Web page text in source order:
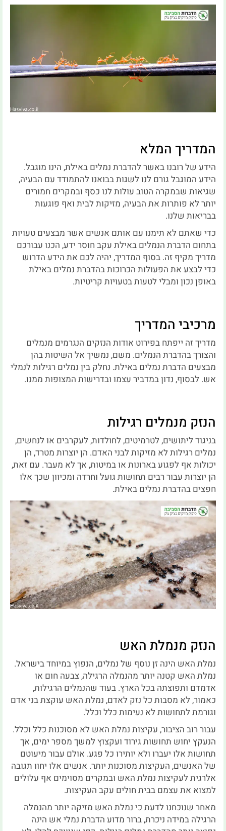
המדריך המלא
הידע של רובנו באשר להדברת נמלים באילת, הינו מוגבל.
הידע המוגבל גורם לנו לשגות בבואנו להתמודד עם הבעיה,
שגיאות שבמקרה הטוב עולות לנו כסף ובמקרים חמורים
יותר לא פותרות את הבעיה, מזיקות לבית ואף פוגעות
בבריאות שלנו.
כדי שאתם לא תימנו עם אותם אנשים אשר מבצעים טעויות
בתחום הדברת הנמלים באילת עקב חוסר ידע, הכנו עבורכם
מדריך מקיף זה. בסוף המדריך, יהיה לכם את הידע הדרוש
כדי לבצע את הפעולות הכרוכות בהדברת נמלים באילת
באופן נכון ומבלי לטעות בטעויות קריטיות.
מרכיבי המדריך
מדריך זה ייפתח בפירוט אודות הנזקים הנגרמים מנמלים
והצורך בהדברת הנמלים. משם, נמשיך אל השיטות בהן
מבצעים הדברת נמלים באילת. נחלק בין נמלים רגילות לנמלי
אש. לבסוף, נדון במדביר עצמו ובדרישות המצופות ממנו.
הנזק מנמלים רגילות
בניגוד ליתושים, לטרמיטים, לחולדות, לעקרבים או לנחשים,
נמלים רגילות לא מזיקות לבני האדם. הן יוצרות מטרד, הן
יכולות אף לפגוע בארונות או במיטות, אך לא מעבר. עם זאת,
הן יוצרות עבור רבים תחושות גועל וחרדה ומכיוון שכך אלו
חפצים בהדברת נמלים באילת.
הנזק מנמלת האש
נמלת האש הינה זן נוסף של נמלים, הנפוץ במיוחד בישראל.
נמלת האש קטנה יותר מהנמלה הרגילה, צבעה חום או
אדמדם ותפוצתה בכל הארץ. בעוד שהנמלים הרגילות,
כאמור, לא מסבות כל נזק לאדם, נמלת האש עוקצת בני אדם
וגורמת לתחושות לא נעימות כלל וכלל.
עבור רוב הציבור, עקיצות נמלת האש לא מסוכנות כלל וכלל.
הנעקץ יחוש תחושות גירוד ועקצוץ למשך מספר ימים, אך
תחושות אלו יעברו ולא יותירו כל פגע. אולם עבור מיעוטם
של האנשים, העקיצות מסוכנות יותר. אנשים אלו יחוו תגובה
אלרגית לעקיצות נמלת האש ובמקרים מסוימים אף עלולים
למצוא את עצמם בבית חולים עקב העקיצות.
מאחר שנוכחנו לדעת כי נמלת האש מזיקה יותר מהנמלה
הרגילה במידה ניכרת, ברור מדוע הדברת נמלי אש הינה